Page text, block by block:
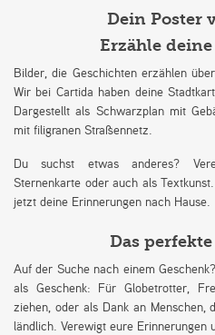
Dein Poster
Erzähle
Bilder, die Geschichten erzählen
Wir bei Cartida haben deine
Dargestellt als Schwarzplan mit
mit filigranen Straßennetz.
Du suchst etwas anderes?
Sternenkarte oder auch als
jetzt deine Erinnerungen nach Hause.
Das
Auf der Suche nach einem
als Geschenk: Für Globetrotter,
ziehen, oder als Dank an Menschen,
ländlich. Verewigt eure Erinnerungen